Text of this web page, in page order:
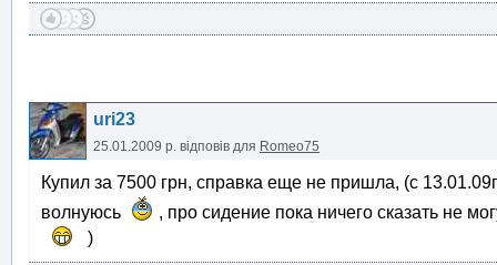
uri23
25.01.2009 р. відповів для Romeo75
Купил за 7500 грн, справка еще не пришла, (с
волнуюсь
, про сидение пока ничего сказать не
)